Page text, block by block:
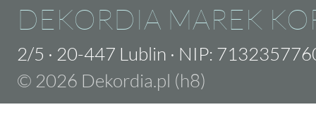
DEKORDIA MAREK
2/5 · 20-447 Lublin · NIP:
© 2026 Dekordia.pl (h8)